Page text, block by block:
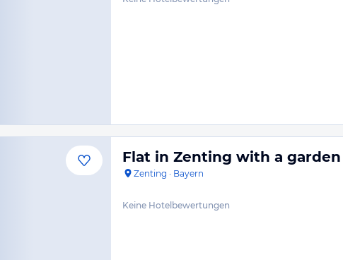
Flat in Zenting with a garden
Zenting · Bayern
Keine Hotelbewertungen